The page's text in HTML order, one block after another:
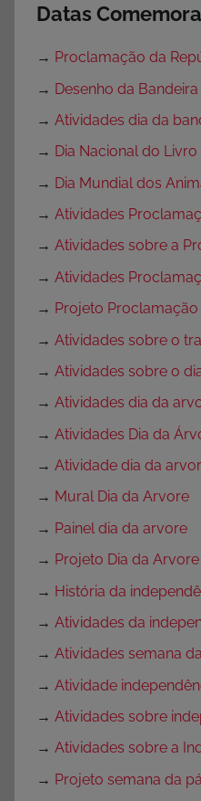
Datas
→ Proclamação da
→ Desenho da
→ Atividades dia da
→ Dia Nacional do Livro
→ Dia Mundial dos
→ Atividades
→ Atividades sobre a
→ Atividades
→ Projeto
→ Atividades sobre o
→ Atividades sobre o
→ Atividades dia da
→ Atividades Dia da
→ Atividade dia da
→ Mural Dia da Arvore
→ Painel dia da arvore
→ Projeto Dia da Arvore
→ História da
→ Atividades da
→ Atividades semana
→ Atividade
→ Atividades sobre
→ Atividades sobre a
→ Projeto semana da